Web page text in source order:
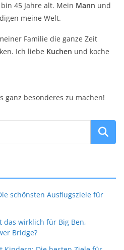
45 Jahre alt. Mein Mann und
meine Welt.
Familie die ganze Zeit
Ich liebe Kuchen und koche
ganz besonderes zu machen!
schönsten Ausflugsziele für
das wirklich für Big Ben,
Bridge?